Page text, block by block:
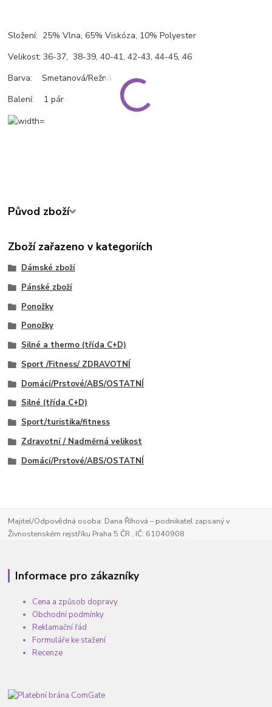
Složení: 25% Vlna, 65% Viskóza, 10% Polyester
Velikost: 36-37, 38-39, 40-41, 42-43, 44-45, 46
Barva: Smetanová/Režná
Balení: 1 pár
Původ zboží
Zboží zařazeno v kategoriích
Dámské zboží
Pánské zboží
Ponožky
Ponožky
Silné a thermo (třída C+D)
Sport /Fitness/ ZDRAVOTNÍ
Domácí/Prstové/ABS/OSTATNÍ
Silné (třída C+D)
Sport/turistika/fitness
Zdravotní / Nadměrná velikost
Domácí/Prstové/ABS/OSTATNÍ
Majitel/Odpovědná osoba: Dana Říhová – podnikatel zapsaný v
Živnostenském rejstříku Praha 5 ČR , IČ: 61040908
Informace pro zákazníky
Cena a způsob dopravy
Obchodní podmínky
Reklamační řád
Formuláře ke stažení
Recenze